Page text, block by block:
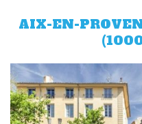
AIX-EN-